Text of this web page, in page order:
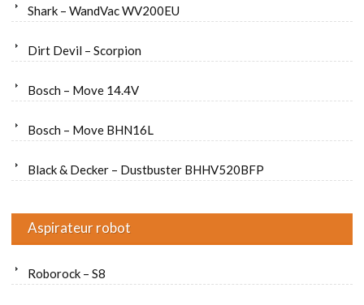
Shark – WandVac WV200EU
Dirt Devil – Scorpion
Bosch – Move 14.4V
Bosch – Move BHN16L
Black & Decker – Dustbuster BHHV520BFP
Aspirateur robot
Roborock – S8